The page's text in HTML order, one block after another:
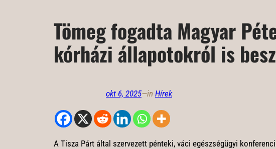
Tömeg fogadta Magyar
kórházi állapotokról is
okt 6, 2025—in Hírek
A Tisza Párt által szervezett pénteki, váci egészségügyi